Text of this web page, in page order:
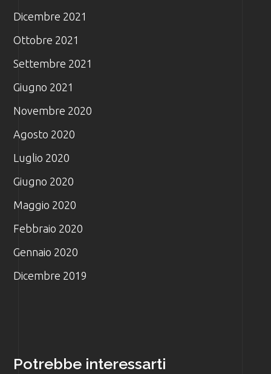
Dicembre 2021
Ottobre 2021
Settembre 2021
Giugno 2021
Novembre 2020
Agosto 2020
Luglio 2020
Giugno 2020
Maggio 2020
Febbraio 2020
Gennaio 2020
Dicembre 2019
Potrebbe interessarti